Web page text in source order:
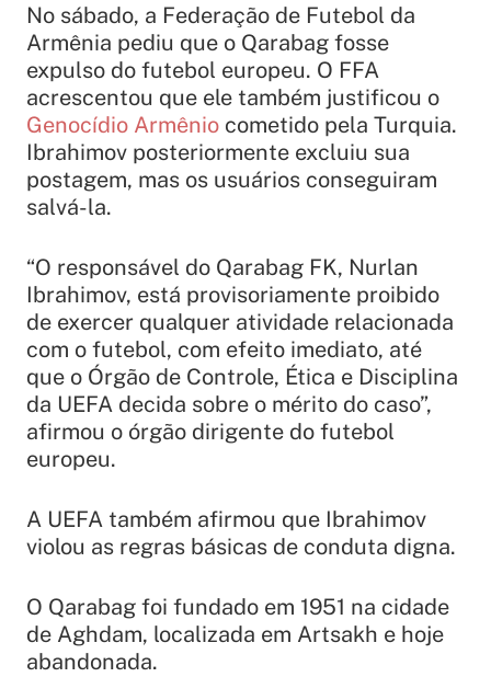
No sábado, a Federação de Futebol da
Armênia pediu que o Qarabag fosse
expulso do futebol europeu. O FFA
acrescentou que ele também justificou o
Genocídio Armênio cometido pela Turquia.
Ibrahimov posteriormente excluiu sua
postagem, mas os usuários conseguiram
salvá-la.
“O responsável do Qarabag FK, Nurlan
Ibrahimov, está provisoriamente proibido
de exercer qualquer atividade relacionada
com o futebol, com efeito imediato, até
que o Órgão de Controle, Ética e Disciplina
da UEFA decida sobre o mérito do caso”,
afirmou o órgão dirigente do futebol
europeu.
A UEFA também afirmou que Ibrahimov
violou as regras básicas de conduta digna.
O Qarabag foi fundado em 1951 na cidade
de Aghdam, localizada em Artsakh e hoje
abandonada.